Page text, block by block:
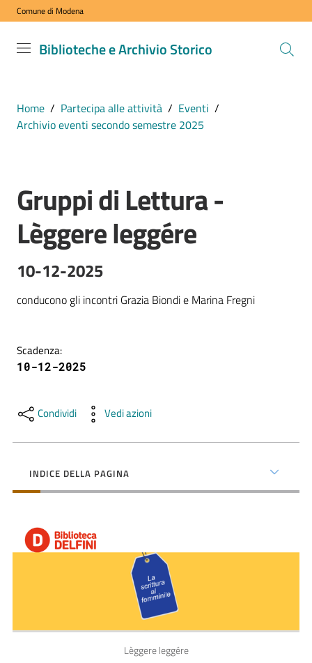
Vai al contenuto
Vai alla navigazione
Vai al footer
Comune di Modena
Biblioteche e Archivio Storico
Biblioteche
COMUNE DI
MODENA
i
nostri
spazi
ESPLORA
i
SCOPRI
servizi
alle
attività
UTILIZZA
Home / Partecipa alle attività / Eventi /
Archivio eventi secondo semestre 2025
Salta al contenuto
Gruppi di Lettura -
Lèggere leggére
10-12-2025
conducono gli incontri Grazia Biondi e Marina Fregni
Scadenza:
10-12-2025
Condividi Vedi azioni
INDICE DELLA PAGINA
Lèggere leggére